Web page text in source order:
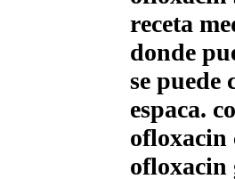
receta
donde
se puede
espaсa.
ofloxacin
ofloxacin